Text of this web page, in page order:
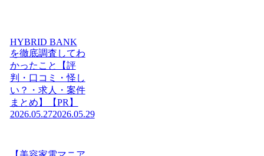
HYBRID BANK
を徹底調査してわ
かったこと【評
判・口コミ・怪し
い？・求人・案件
まとめ】【PR】
2026.05.272026.05.29